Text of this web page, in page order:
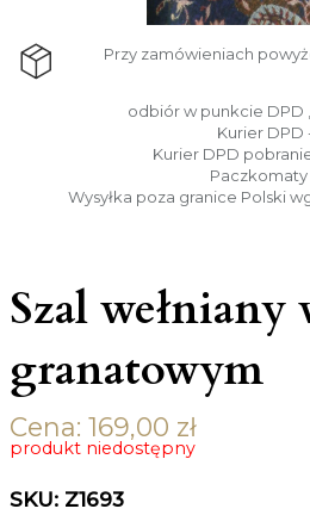
Przy zamówieniach
odbiór w punkcie DPD
Kurier DPD
Kurier DPD pobranie
Paczkomaty
Wysyłka poza granice Polski
Szal wełniany
granatowym
Cena: 169,00 zł
produkt niedostępny
SKU: Z1693